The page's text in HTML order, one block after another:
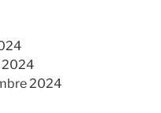
2024
2024